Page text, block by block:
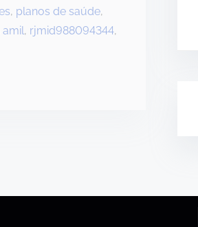
, planos de saúde,
amil, rjmid988094344,